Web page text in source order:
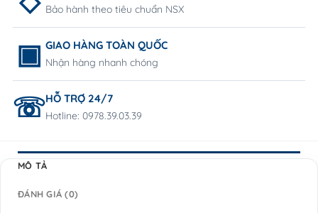
Bảo hành theo tiêu chuẩn NSX
GIAO HÀNG TOÀN QUỐC
Nhận hàng nhanh chóng
HỖ TRỢ 24/7
Hotline: 0978.39.03.39
MÔ TẢ
ĐÁNH GIÁ (0)